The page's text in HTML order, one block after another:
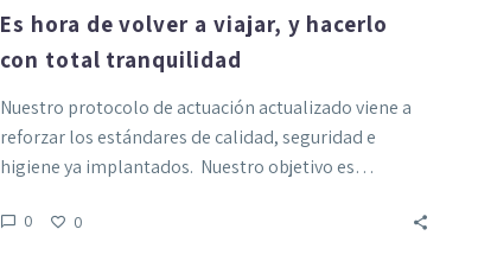
Es hora de volver a viajar, y hacerlo
con total tranquilidad
Nuestro protocolo de actuación actualizado viene a
reforzar los estándares de calidad, seguridad e
higiene ya implantados. Nuestro objetivo es…
0 0